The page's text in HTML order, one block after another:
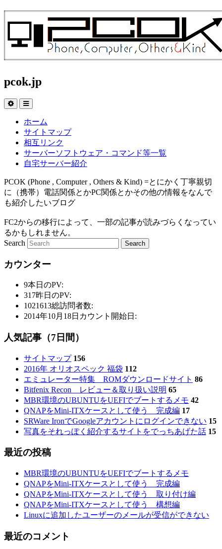
pcok.jp
ホーム
サイトマップ
相互リンク
サーバーソフトウェア・コマンド等一覧
自宅サーバー紹介
PCOK (Phone , Computer , Others & Kind) =とにかく丁寧親切
に（携帯）電話関係とかPC関係とかその他の情報をなんで
も紹介したいブログ
FC2からの移行によって、一部の記事が読みづらくなってい
るかもしれません。
Search
カウンター
9本日のPV:
317昨日のPV:
1021613総訪問者数:
2014年10月18日 カウント開始日:
人気記事（7日間）
サイトマップ 156
2016年 オリオスペック 福袋 112
エミュレーター特集 ROMダウンロードサイト 86
Bitfenix Recon レビュー＆取り扱い説明 65
MBR環境のUBUNTUをUEFIでブートするメモ 42
QNAPをMini-ITXケースとして使う 完成編 17
SRWare IronでGoogleアカウントにログインできない 15
写真をそれっぽく紹介するサイトをでっちあげた話 15
最近の投稿
MBR環境のUBUNTUをUEFIでブートするメモ
QNAPをMini-ITXケースとして使う 完成編
QNAPをMini-ITXケースとして使う 取り付け編
QNAPをMini-ITXケースとして使う 構想編
Linuxに追加したユーザーのメールが受信ができない
最近のコメント